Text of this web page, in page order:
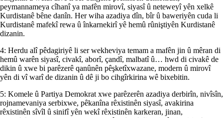
peymannameya cîhanî ya mafên mirovî, siyasî û neteweyî yên xelkê
Kurdistanê bêne danîn. Her wiha azadiya dîn, bîr û baweriyên cuda li
Kurdistanê mafekî rewa û înkarnekirî yê hemû rûniştiyên Kurdistanê
dizanin.
4: Herdu alî pêdagiriyê li ser wekheviya temam a mafên jin û mêran di
hemû warên siyasî, civakî, aborî, çandî, malbatî û… hwd di civakê de
dikin û xwe bi parêzerê qanûnên pêşketîxwazane, modern û mirovî
yên di vî warî de dizanin û dê ji bo cihgîrkirina wê bixebitin.
5: Komele û Partiya Demokrat xwe parêzerên azadiya derbirîn, nivîsîn,
rojnamevaniya serbixwe, pêkanîna rêxistinên siyasî, avakirina
rêxistinên sîvîl û sinifî yên wekî rêxistinên karkeran, jinan,